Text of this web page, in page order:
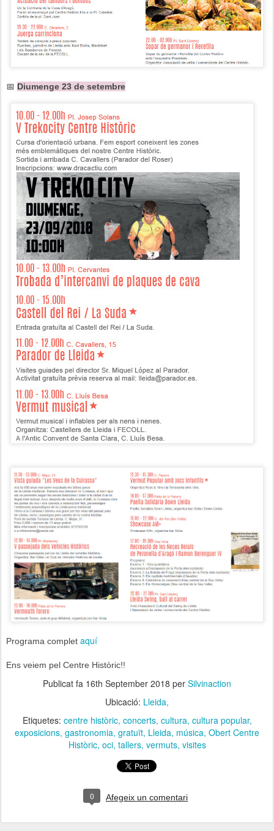
📅 Diumenge 23 de setembre
Programa complet aquí
Ens veiem pel Centre Històric!!
Publicat fa 16th September 2018 per Silvinaction
Ubicació: Lleida,
Etiquetes: centre històric concerts cultura cultura popular
exposicions gastronomia gratuït Lleida música Obert Centre
Històric oci tallers vermuts visites
0 Afegeix un comentari